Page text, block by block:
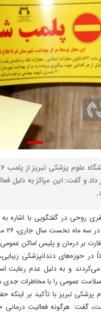
و گفت: این مراکز به دلیل
روحی در گفتگویی با اشاره به
بر درمان و پلیس اماکن
در حوزه‌های دندانپزشکی
و به دلیل عدم رعایت
عمومی را با مخاطرات جدی
پزشکی تبریز با تأکید بر
گفت: هرگونه فعالیت درمانی